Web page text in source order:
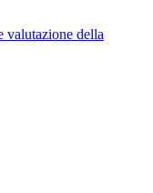
valutazione della